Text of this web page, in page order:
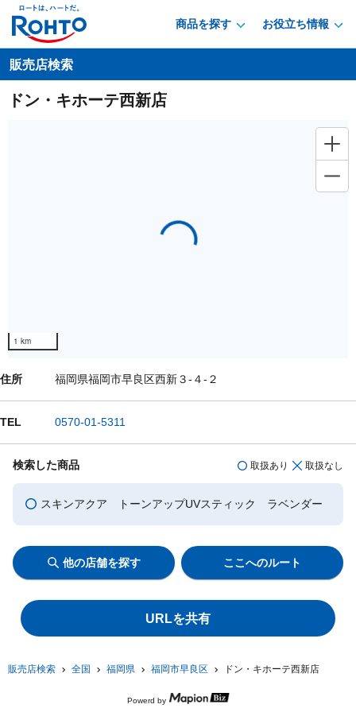
商品を探す お役立ち情報
販売店検索 全国 福岡県 福岡市早良区 ドン・キホーテ西新店
販売店検索
ドン・キホーテ西新店
住所 福岡県福岡市早良区西新３-４-２
TEL 0570-01-5311
検索した商品 取扱あり 取扱なし
スキンアクア トーンアップUVスティック ラベンダー
他の店舗を探す ここへのルート
URLを共有
Loading...
1 km
Powerd by